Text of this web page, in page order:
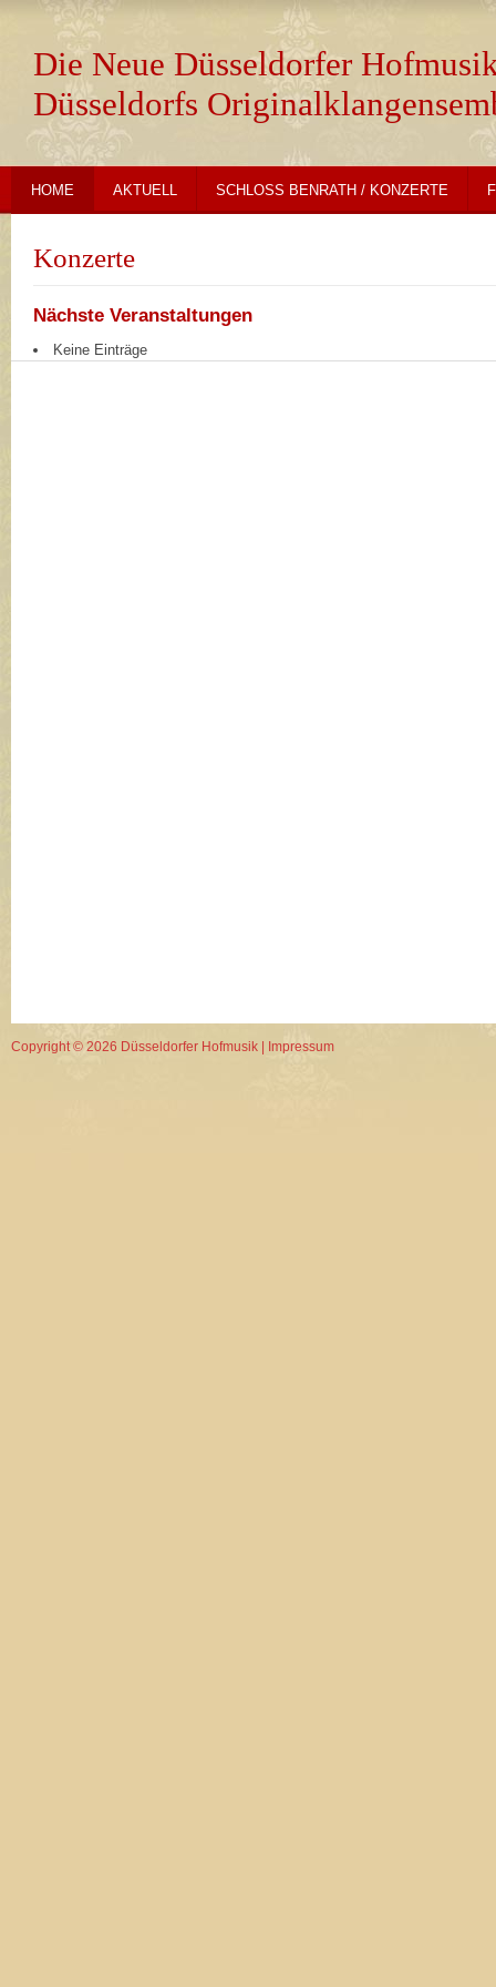
Die Neue Düsseldorfer
Düsseldorfs
HOME AKTUELL SCHLOSS BENRATH / KONZERTE
Konzerte
Nächste Veranstaltungen
Keine Einträge
Copyright © 2026 Düsseldorfer Hofmusik | Impressum